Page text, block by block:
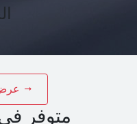
متوفر